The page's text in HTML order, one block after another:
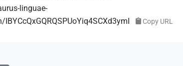
linguae-
Copy URL